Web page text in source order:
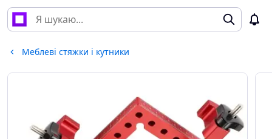
Меблеві стяжки і кутники